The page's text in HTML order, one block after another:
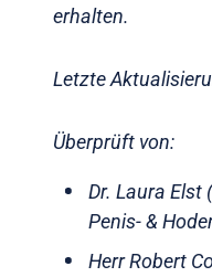
erhalten.
Letzte
Überprüft von:
Dr. Laura Elst
Penis- &
Herr Robert